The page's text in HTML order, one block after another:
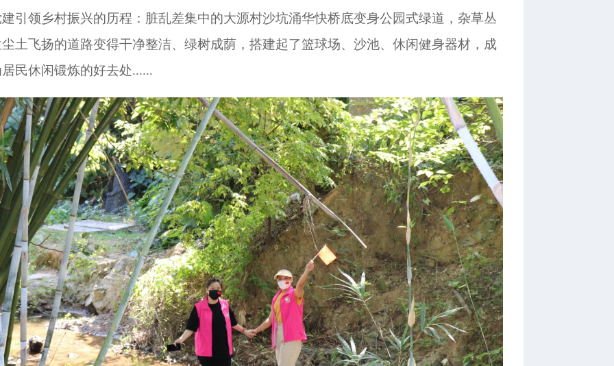
引领乡村振兴的历程：脏乱差集中的大源村沙坑涌华快桥底变身公园式绿道，杂草丛
土飞扬的道路变得干净整洁、绿树成荫，搭建起了篮球场、沙池、休闲健身器材，成
民休闲锻炼的好去处......